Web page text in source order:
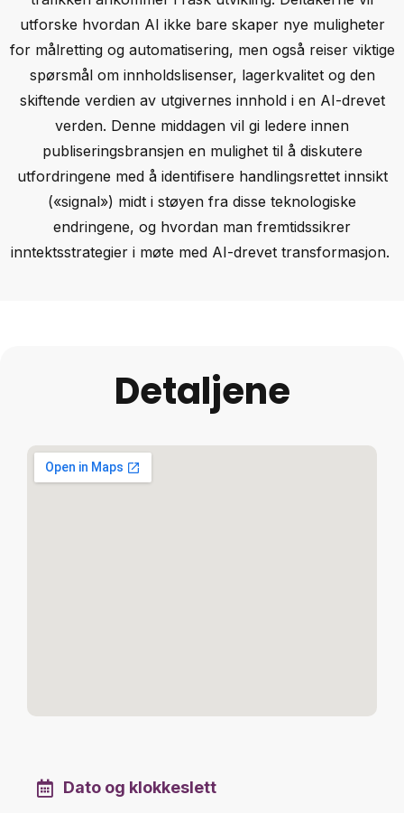
utforske hvordan AI ikke bare skaper nye muligheter
for målretting og automatisering, men også reiser viktige
spørsmål om innholdslisenser, lagerkvalitet og den
skiftende verdien av utgivernes innhold i en AI-drevet
verden. Denne middagen vil gi ledere innen
publiseringsbransjen en mulighet til å diskutere
utfordringene med å identifisere handlingsrettet innsikt
(«signal») midt i støyen fra disse teknologiske
endringene, og hvordan man fremtidssikrer
inntektsstrategier i møte med AI-drevet transformasjon.
Detaljene
Dato og klokkeslett